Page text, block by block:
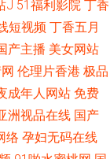
J 51福利影院 丁香
短视频 丁香五月
产主播 美女网站
伦理片香港 极品
成年人网站 免费
洲视品在线 国产
络 孕妇无码在线